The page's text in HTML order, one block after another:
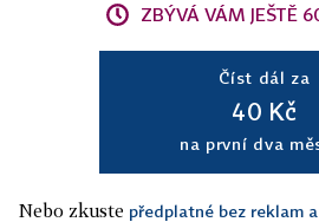
ZBÝVÁ VÁM JEŠTĚ
Číst dál za
40 Kč
na první dva
Nebo zkuste předplatné bez reklam